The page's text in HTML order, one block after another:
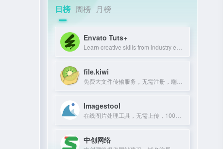
日榜 周榜 月榜
Envato Tuts+
file.kiwi
Imagestool
中创网络